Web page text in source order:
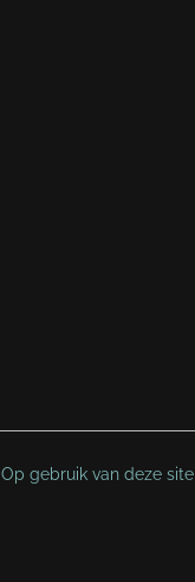
gebruik van deze